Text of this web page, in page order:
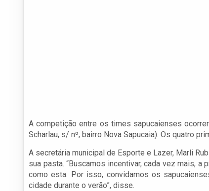
A competição entre os times sapucaienses
Scharlau, s/ nº, bairro Nova Sapucaia). Os quatro
A secretária municipal de Esporte e Lazer, Marli
sua pasta. “Buscamos incentivar, cada vez mais,
como esta. Por isso, convidamos os
cidade durante o verão”, disse.